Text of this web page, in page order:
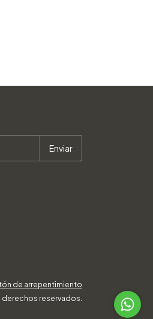
de arrepentimiento
derechos reservados.